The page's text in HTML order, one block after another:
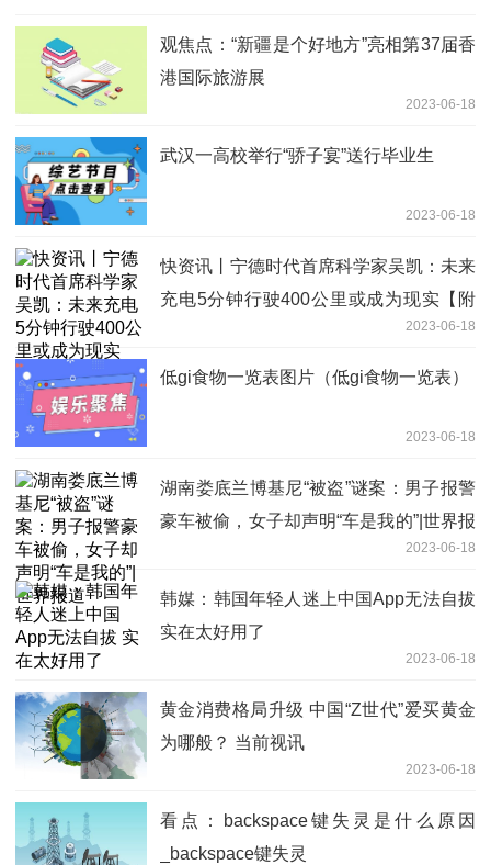
观焦点：“新疆是个好地方”亮相第37届香
港国际旅游展
2023-06-18
武汉一高校举行“骄子宴”送行毕业生
2023-06-18
快资讯丨宁德时代首席科学家吴凯：未来
充电5分钟行驶400公里或成为现实【附
2023-06-18
低gi食物一览表图片（低gi食物一览表）
2023-06-18
湖南娄底兰博基尼“被盗”谜案：男子报警
豪车被偷，女子却声明“车是我的”|世界报
2023-06-18
韩媒：韩国年轻人迷上中国App无法自拔
实在太好用了
2023-06-18
黄金消费格局升级 中国“Z世代”爱买黄金
为哪般？ 当前视讯
2023-06-18
看点：backspace键失灵是什么原因
_backspace键失灵